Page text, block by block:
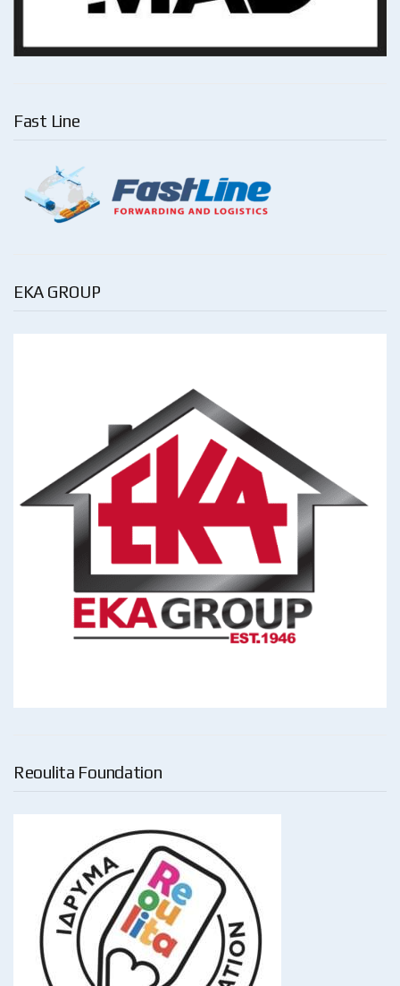
Fast Line
EKA GROUP
Reoulita Foundation